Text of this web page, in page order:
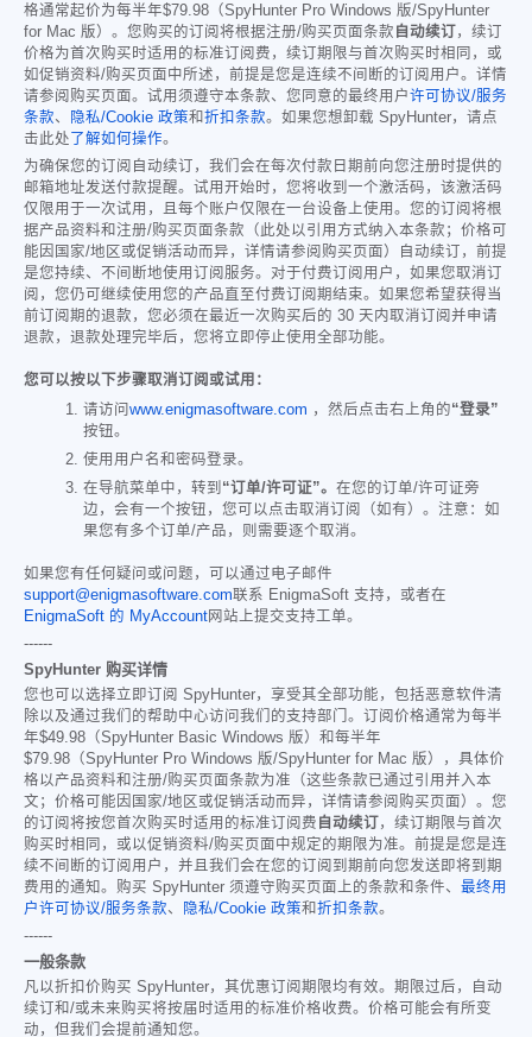
格通常起价为每半年$79.98 （SpyHunter Pro Windows 版/SpyHunter
for Mac 版）。您购买的订阅将根据注册/购买页面条款 自动续订 ，续订
价格为首次购买时适用的标准订阅费，续订期限与首次购买时相同，或
如促销资料/购买页面中所述，前提是您是连续不间断的订阅用户。详情
请参阅购买页面。试用须遵守本条款、您同意的最终用户许可协议/服务
条款、 隐私/Cookie 政策和折扣条款。如果您想卸载 SpyHunter，请点
击此处 了解如何操作。
为确保您的订阅自动续订，我们会在每次付款日期前向您注册时提供的
邮箱地址发送付款提醒。试用开始时，您将收到一个激活码，该激活码
仅限用于一次试用，且每个账户仅限在一台设备上使用。您的订阅将根
据产品资料和注册/购买页面条款（此处以引用方式纳入本条款；价格可
能因国家/地区或促销活动而异，详情请参阅购买页面）自动续订，前提
是您持续、不间断地使用订阅服务。对于付费订阅用户，如果您取消订
阅，您仍可继续使用您的产品直至付费订阅期结束。如果您希望获得当
前订阅期的退款，您必须在最近一次购买后的 30 天内取消订阅并申请
退款，退款处理完毕后，您将立即停止使用全部功能。
您可以按以下步骤取消订阅或试用：
请访问www.enigmasoftware.com ，然后点击右上角的“登录”
按钮。
使用用户名和密码登录。
在导航菜单中，转到 “订单/许可证”。 在您的订单/许可证旁
边，会有一个按钮，您可以点击取消订阅（如有）。注意：如
果您有多个订单/产品，则需要逐个取消。
如果您有任何疑问或问题，可以通过电子邮件
support@enigmasoftware.com联系 EnigmaSoft 支持，或者在
EnigmaSoft 的 MyAccount网站上提交支持工单。
------
SpyHunter 购买详情
您也可以选择立即订阅 SpyHunter，享受其全部功能，包括恶意软件清
除以及通过我们的帮助中心访问我们的支持部门。订阅价格通常为每半
年$49.98 （SpyHunter Basic Windows 版）和每半年
$79.98 （SpyHunter Pro Windows 版/SpyHunter for Mac 版），具体价
格以产品资料和注册/购买页面条款为准（这些条款已通过引用并入本
文；价格可能因国家/地区或促销活动而异，详情请参阅购买页面）。您
的订阅将按您首次购买时适用的标准订阅费 自动续订 ，续订期限与首次
购买时相同，或以促销资料/购买页面中规定的期限为准。前提是您是连
续不间断的订阅用户，并且我们会在您的订阅到期前向您发送即将到期
费用的通知。购买 SpyHunter 须遵守购买页面上的条款和条件、 最终用
户许可协议/服务条款、 隐私/Cookie 政策和折扣条款。
------
一般条款
凡以折扣价购买 SpyHunter，其优惠订阅期限均有效。期限过后，自动
续订和/或未来购买将按届时适用的标准价格收费。价格可能会有所变
动，但我们会提前通知您。